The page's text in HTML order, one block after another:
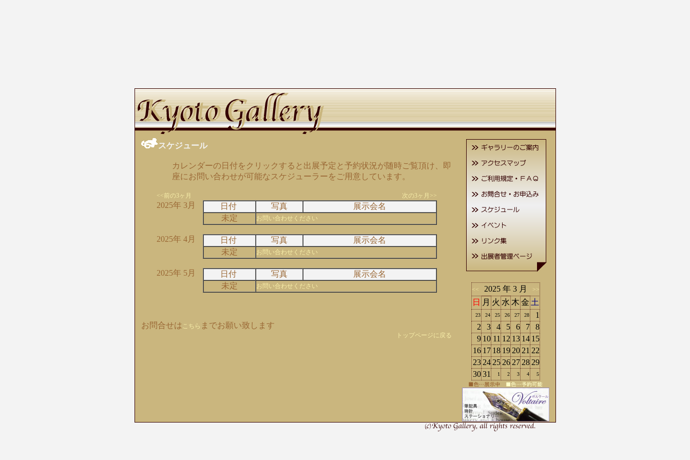
スケジュール
カレンダーの日付をクリックすると出展予定と予約状況が随時ご覧頂け、即
座にお問い合わせが可能なスケジューラーをご用意しています。
<<前の3ヶ月 次の3ヶ月>>
2025年 3月 日付 写真
展示会名
未定
お問い合わせください
2025年 4月 日付 写真
展示会名
未定
お問い合わせください
2025年 5月 日付 写真
展示会名
未定
お問い合わせください
お問合せは こちら までお願い致します
トップページに戻る
<< 2025 年 3 月 >>
日 月 火 水 木 金 土
23 24 25 26 27 28
1
2
3 4 5 6 7
8
9 10 11 12 13 14 15
16 17 18 19 20 21 22
23 24 25 26 27 28 29
30 31 1 2 3 4 5